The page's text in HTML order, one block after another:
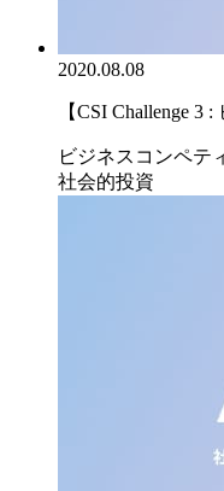
2020.08.08
【CSI Challenge 3
ビジネスコンペテ
社会的投資